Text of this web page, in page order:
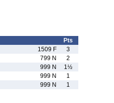
Pts
1509 F
3
799 N
2
999 N
1½
999 N
1
999 N
1